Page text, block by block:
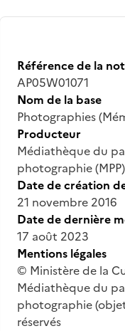
Référence de la
AP05W01071
Nom de la base
Photographies
Producteur
Médiathèque du
photographie (MPP)
Date de création
21 novembre 2016
Date de dernière
17 août 2023
Mentions légales
© Ministère de la
Médiathèque du
photographie
réservés